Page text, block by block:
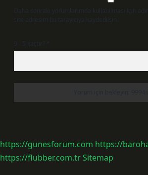
Daha sonraki yorumlarımda kullanılması için
site adresim bu tarayıcıya kaydedilsin.
9 - 5 kaçtır? *
https://gunesforum.com https://
https://flubber.com.trSitemap